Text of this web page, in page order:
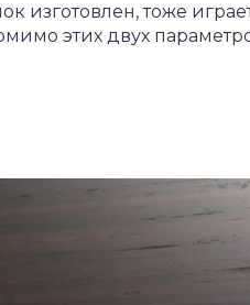
изготовлен, тоже
этих двух